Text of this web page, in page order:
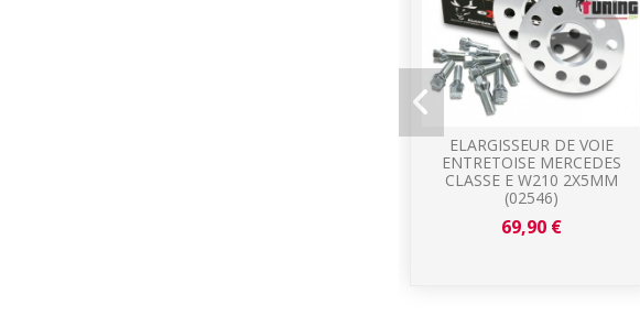
ELARGISSEUR DE VOIE
ENTRETOISE MERCEDES
CLASSE E W210 2X5MM
(02546)
69,90 €